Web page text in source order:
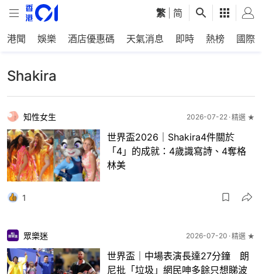
繁 简
港聞 娛樂 酒店優惠碼 天氣消息 即時 熱榜 國際
Shakira
知性女生 2026-07-22 精選 ★
世界盃2026｜Shakira4件關於
「4」的成就：4歲識寫詩、4奪格
林美
1
眾樂迷 2026-07-20 精選 ★
世界盃｜中場表演長達27分鐘 朗
尼批「垃圾」網民呻多餘只想睇波